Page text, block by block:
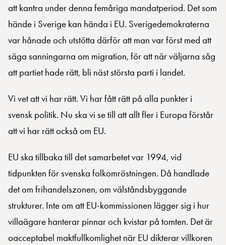
att kantra under denna femåriga mandatperiod. Det som
hände i Sverige kan hända i EU. Sverigedemokraterna
var hånade och utstötta därför att man var först med att
säga sanningarna om migration, för att när väljarna såg
att partiet hade rätt, bli näst största parti i landet.
Vi vet att vi har rätt. Vi har fått rätt på alla punkter i
svensk politik. Nu ska vi se till att allt fler i Europa förstår
att vi har rätt också om EU.
EU ska tillbaka till det samarbetet var 1994, vid
tidpunkten för svenska folkomröstningen. Då handlade
det om frihandelszonen, om välståndsbyggande
strukturer. Inte om att EU-kommissionen lägger sig i hur
villaägare hanterar pinnar och kvistar på tomten. Det är
oacceptabel maktfullkomlighet när EU dikterar villkoren